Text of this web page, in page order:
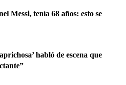
Messi, tenía 68 años: esto se
habló de escena que